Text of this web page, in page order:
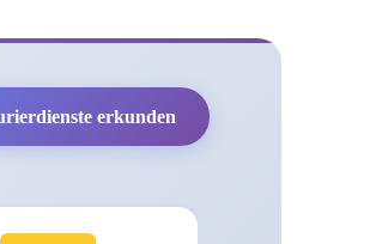
erkunden